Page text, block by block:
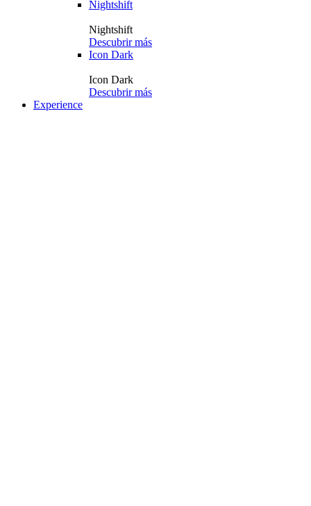
Nightshift
Nightshift
Descubrir más
Icon Dark
Icon Dark
Descubrir más
Experience